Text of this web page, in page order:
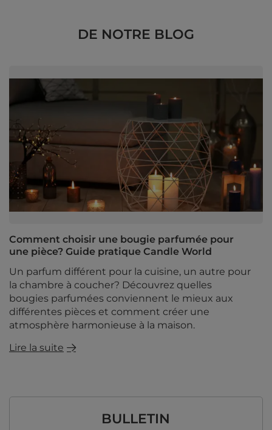
DE NOTRE BLOG
Comment choisir une bougie parfumée pour
une pièce? Guide pratique Candle World
Un parfum différent pour la cuisine, un autre pour
la chambre à coucher? Découvrez quelles
bougies parfumées conviennent le mieux aux
différentes pièces et comment créer une
atmosphère harmonieuse à la maison.
Lire la suite
BULLETIN